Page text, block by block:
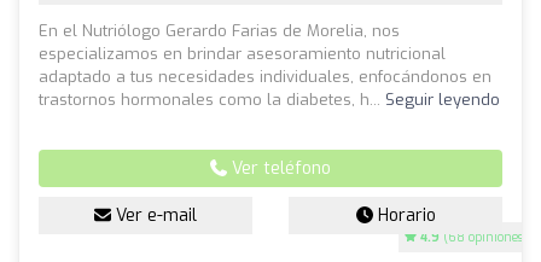
4.9 (68 opiniones)
En el Nutriólogo Gerardo Farias de Morelia, nos
especializamos en brindar asesoramiento nutricional
adaptado a tus necesidades individuales, enfocándonos en
trastornos hormonales como la diabetes, h... Seguir leyendo
Ver teléfono
Ver e-mail Horario